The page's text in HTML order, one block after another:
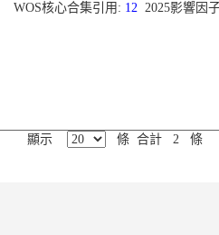
WOS核心合集引用: 12 2025影響因
顯示 條 合計 2 條